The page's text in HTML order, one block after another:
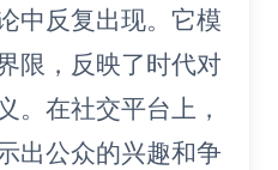
中反复出现。它模
限，反映了时代对
。在社交平台上，
出公众的兴趣和争